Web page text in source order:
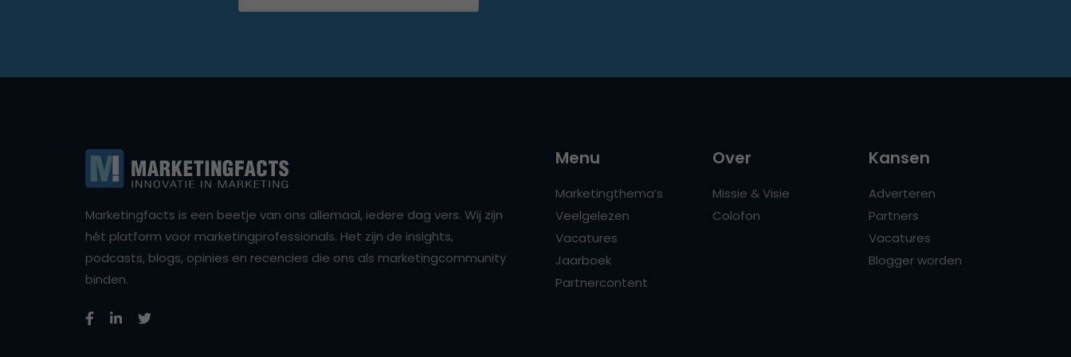
Marketingfacts is een beetje van ons allemaal, iedere dag vers. Wij zijn
hét platform voor marketingprofessionals. Het zijn de insights,
podcasts, blogs, opinies en recencies die ons als marketingcommunity
binden.
Menu
Marketingthema’s
Veelgelezen
Vacatures
Jaarboek
Partnercontent
Over
Missie & Visie
Colofon
Kansen
Adverteren
Partners
Vacatures
Blogger worden